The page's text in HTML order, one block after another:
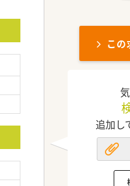
この
追加し